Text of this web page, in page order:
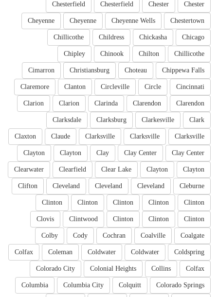
Chester
Chester
Chesterfield
Chesterfield
Chestertown
Cheyenne Wells
Cheyenne
Cheyenne
Chicago
Chickasha
Childress
Chillicothe
Chillicothe
Chilton
Chinook
Chipley
Chippewa Falls
Choteau
Christiansburg
Cimarron
Cincinnati
Circle
Circleville
Clanton
Claremore
Clarendon
Clarendon
Clarinda
Clarion
Clarion
Clark
Clarkesville
Clarksburg
Clarksdale
Clarksville
Clarksville
Clarksville
Claude
Claxton
Clay Center
Clay Center
Clay
Clayton
Clayton
Clayton
Clayton
Clear Lake
Clearfield
Clearwater
Cleburne
Cleveland
Cleveland
Cleveland
Clifton
Clinton
Clinton
Clinton
Clinton
Clinton
Clinton
Clinton
Clinton
Clintwood
Clovis
Coalgate
Coalville
Cochran
Cody
Colby
Coldspring
Coldwater
Coldwater
Coleman
Colfax
Colfax
Collins
Colonial Heights
Colorado City
Colorado Springs
Colquitt
Columbia City
Columbia